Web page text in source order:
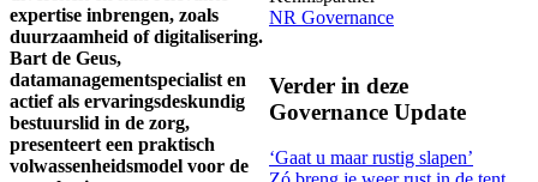
expertise inbrengen, zoals
duurzaamheid of digitalisering.
Bart de Geus,
datamanagementspecialist en
actief als ervaringsdeskundig
bestuurslid in de zorg,
presenteert een praktisch
volwassenheidsmodel voor de
NR Governance
Verder in deze
Governance Update
‘Gaat u maar rustig slapen’